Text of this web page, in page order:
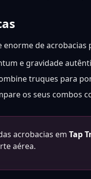
enorme de acrobacias
e gravidade
truques para
os seus combos
acrobacias em Tap
aérea.